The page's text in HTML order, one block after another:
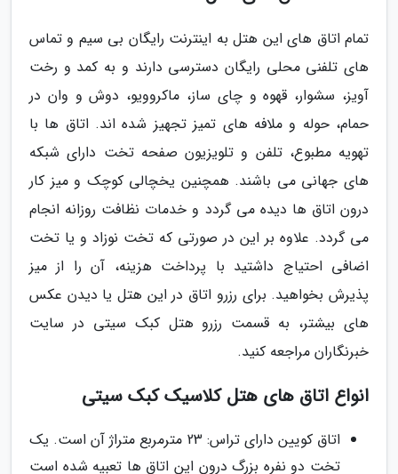
تمام اتاق های این هتل به اینترنت رایگان بی سیم و تماس
های تلفنی محلی رایگان دسترسی دارند و به کمد و رخت
آویز، سشوار، قهوه و چای ساز، ماکروویو، دوش و وان در
حمام، حوله و ملافه های تمیز تجهیز شده اند. اتاق ها با
تهویه مطبوع، تلفن و تلویزیون صفحه تخت دارای شبکه
های جهانی می باشند. همچنین یخچالی کوچک و میز کار
درون اتاق ها دیده می گردد و خدمات نظافت روزانه انجام
می گردد. علاوه بر این در صورتی که تخت نوزاد و یا تخت
اضافی احتیاج داشتید با پرداخت هزینه، آن را از میز
پذیرش بخواهید. برای رزرو اتاق در این هتل یا دیدن عکس
های بیشتر، به قسمت رزرو هتل کبک سیتی در سایت
خبرنگاران مراجعه کنید.
انواع اتاق های هتل کلاسیک کبک سیتی
اتاق کویین دارای تراس: 23 مترمربع متراژ آن است. یک
تخت دو نفره بزرگ درون این اتاق ها تعبیه شده است